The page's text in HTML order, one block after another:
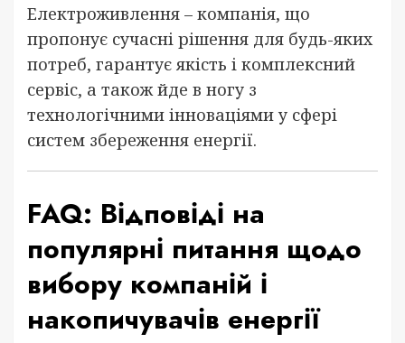
Електроживлення – компанія, що
пропонує сучасні рішення для будь-яких
потреб, гарантує якість і комплексний
сервіс, а також йде в ногу з
технологічними інноваціями у сфері
систем збереження енергії.
FAQ: Відповіді на
популярні питання щодо
вибору компаній і
накопичувачів енергії